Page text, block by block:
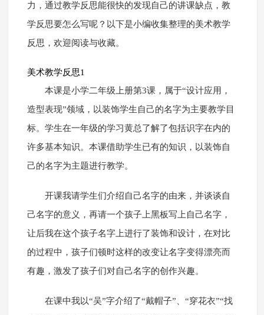
力，通过教学反思能很快的发现自己的讲课缺点，教
学反思要怎么写呢？以下是小编收集整理的美术教学
反思，欢迎阅读与收藏。
美术教学反思1
本课是小学二年级上册第3课，属于“设计应用，
造型表现”领域，以装饰学生自己的名字为主要教学目
标。学生在一年级的学习黄总了解了包括识字在内的
许多基本知识。本课借助学生已有的知识，以装饰自
己的名字为主题进行教学。
开课我请学生们介绍自己名字的由来，并谈谈自
己名字的意义，再请一个孩子上黑板写上自己名字，
让后我在这个孩子名字上进行了装饰和设计，在对比
的过程中，孩子们顿时这样的改变让名字变得漂亮而
有趣，激发了孩子们对自己名字的创作兴趣。
在课中我以“吴”字介绍了“戴帽子”、“穿花衣”“找